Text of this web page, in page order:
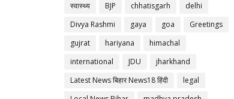
स्वास्थ्य
BJP chhatisgarh
delhi
Divya Rashmi
gaya goa
Greetings
gujrat
hariyana
himachal
international
JDU
jharkhand
Latest News बिहार News18 हिंदी
legal